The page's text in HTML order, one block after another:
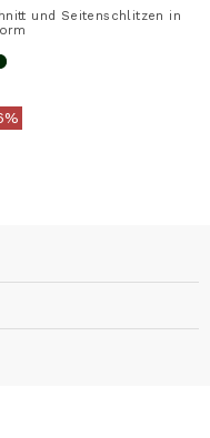
und Seitenschlitzen in
from